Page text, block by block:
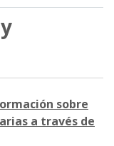
sobre
a través de